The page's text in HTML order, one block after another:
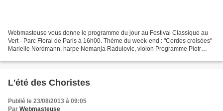
Webmasteuse vous donne le programme du jour au Festival Classique au
Vert - Parc Floral de Paris à 16h00. Thème du week-end : "Cordes croisées"
Marielle Nordmann, harpe Nemanja Radulovic, violon Programme Piotr
L'été des Choristes
Publié le 23/08/2013 à 09:05
Par Webmasteuse